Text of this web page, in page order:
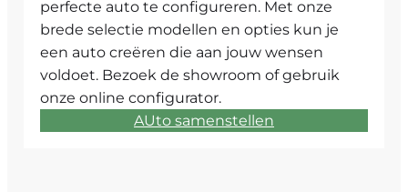
perfecte auto te configureren. Met onze
brede selectie modellen en opties kun je
een auto creëren die aan jouw wensen
voldoet. Bezoek de showroom of gebruik
onze online configurator.
AUto samenstellen